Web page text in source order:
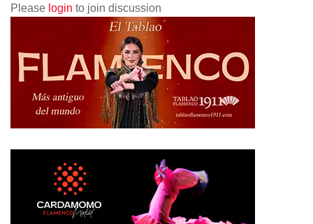
Please login to join discussion